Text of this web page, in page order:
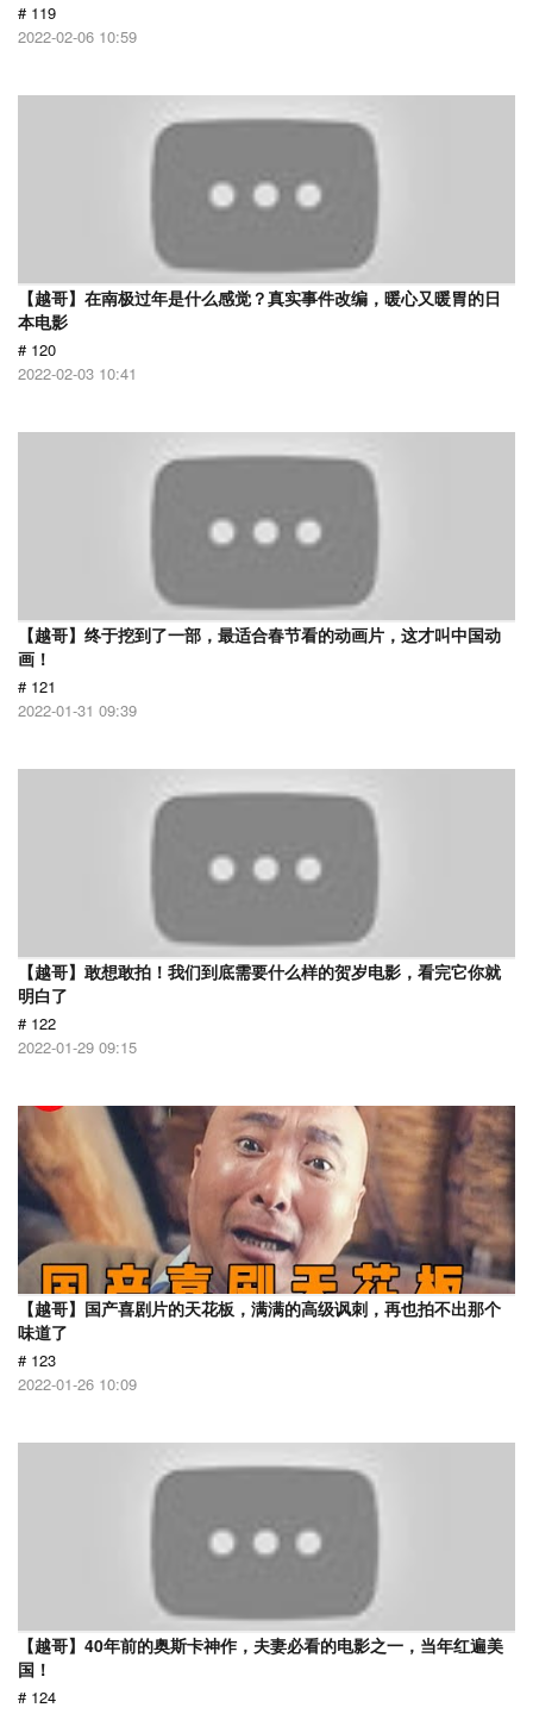
# 119
2022-02-06 10:59
【越哥】在南极过年是什么感觉？真实事件改编，暖心又暖胃的日
本电影
# 120
2022-02-03 10:41
【越哥】终于挖到了一部，最适合春节看的动画片，这才叫中国动
画！
# 121
2022-01-31 09:39
【越哥】敢想敢拍！我们到底需要什么样的贺岁电影，看完它你就
明白了
# 122
2022-01-29 09:15
【越哥】国产喜剧片的天花板，满满的高级讽刺，再也拍不出那个
味道了
# 123
2022-01-26 10:09
【越哥】40年前的奥斯卡神作，夫妻必看的电影之一，当年红遍美
国！
# 124